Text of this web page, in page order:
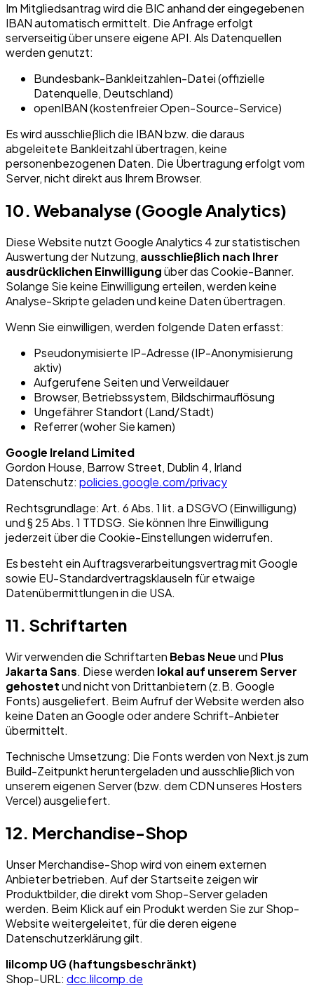
Im Mitgliedsantrag wird die BIC anhand der eingegebenen
IBAN automatisch ermittelt. Die Anfrage erfolgt
serverseitig über unsere eigene API. Als Datenquellen
werden genutzt:
Bundesbank-Bankleitzahlen-Datei (offizielle
Datenquelle, Deutschland)
openIBAN (kostenfreier Open-Source-Service)
Es wird ausschließlich die IBAN bzw. die daraus
abgeleitete Bankleitzahl übertragen, keine
personenbezogenen Daten. Die Übertragung erfolgt vom
Server, nicht direkt aus Ihrem Browser.
10. Webanalyse (Google Analytics)
Diese Website nutzt Google Analytics 4 zur statistischen
Auswertung der Nutzung, ausschließlich nach Ihrer
ausdrücklichen Einwilligungüber das Cookie-Banner.
Solange Sie keine Einwilligung erteilen, werden keine
Analyse-Skripte geladen und keine Daten übertragen.
Wenn Sie einwilligen, werden folgende Daten erfasst:
Pseudonymisierte IP-Adresse (IP-Anonymisierung
aktiv)
Aufgerufene Seiten und Verweildauer
Browser, Betriebssystem, Bildschirmauflösung
Ungefährer Standort (Land/Stadt)
Referrer (woher Sie kamen)
Google Ireland Limited
Gordon House, Barrow Street, Dublin 4, Irland
Datenschutz: policies.google.com/privacy
Rechtsgrundlage: Art. 6 Abs. 1 lit. a DSGVO (Einwilligung)
und § 25 Abs. 1 TTDSG. Sie können Ihre Einwilligung
jederzeit über die Cookie-Einstellungen widerrufen.
Es besteht ein Auftragsverarbeitungsvertrag mit Google
sowie EU-Standardvertragsklauseln für etwaige
Datenübermittlungen in die USA.
11. Schriftarten
Wir verwenden die Schriftarten Bebas Neueund Plus
Jakarta Sans. Diese werden lokal auf unserem Server
gehostetund nicht von Drittanbietern (z.B. Google
Fonts) ausgeliefert. Beim Aufruf der Website werden also
keine Daten an Google oder andere Schrift-Anbieter
übermittelt.
Technische Umsetzung: Die Fonts werden von Next.js zum
Build-Zeitpunkt heruntergeladen und ausschließlich von
unserem eigenen Server (bzw. dem CDN unseres Hosters
Vercel) ausgeliefert.
12. Merchandise-Shop
Unser Merchandise-Shop wird von einem externen
Anbieter betrieben. Auf der Startseite zeigen wir
Produktbilder, die direkt vom Shop-Server geladen
werden. Beim Klick auf ein Produkt werden Sie zur Shop-
Website weitergeleitet, für die deren eigene
Datenschutzerklärung gilt.
lilcomp UG (haftungsbeschränkt)
Shop-URL: dcc.lilcomp.de